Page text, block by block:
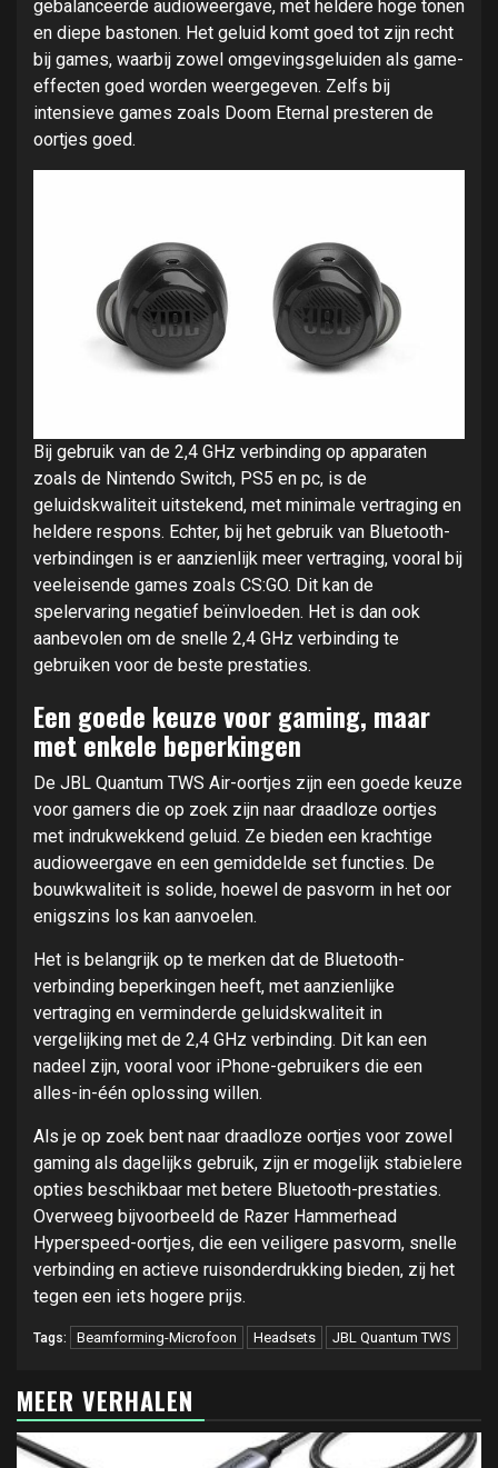
gebalanceerde audioweergave, met heldere hoge tonen
en diepe bastonen. Het geluid komt goed tot zijn recht
bij games, waarbij zowel omgevingsgeluiden als game-
effecten goed worden weergegeven. Zelfs bij
intensieve games zoals Doom Eternal presteren de
oortjes goed.
Bij gebruik van de 2,4 GHz verbinding op apparaten
zoals de Nintendo Switch, PS5 en pc, is de
geluidskwaliteit uitstekend, met minimale vertraging en
heldere respons. Echter, bij het gebruik van Bluetooth-
verbindingen is er aanzienlijk meer vertraging, vooral bij
veeleisende games zoals CS:GO. Dit kan de
spelervaring negatief beïnvloeden. Het is dan ook
aanbevolen om de snelle 2,4 GHz verbinding te
gebruiken voor de beste prestaties.
Een goede keuze voor gaming, maar
met enkele beperkingen
De JBL Quantum TWS Air-oortjes zijn een goede keuze
voor gamers die op zoek zijn naar draadloze oortjes
met indrukwekkend geluid. Ze bieden een krachtige
audioweergave en een gemiddelde set functies. De
bouwkwaliteit is solide, hoewel de pasvorm in het oor
enigszins los kan aanvoelen.
Het is belangrijk op te merken dat de Bluetooth-
verbinding beperkingen heeft, met aanzienlijke
vertraging en verminderde geluidskwaliteit in
vergelijking met de 2,4 GHz verbinding. Dit kan een
nadeel zijn, vooral voor iPhone-gebruikers die een
alles-in-één oplossing willen.
Als je op zoek bent naar draadloze oortjes voor zowel
gaming als dagelijks gebruik, zijn er mogelijk stabielere
opties beschikbaar met betere Bluetooth-prestaties.
Overweeg bijvoorbeeld de Razer Hammerhead
Hyperspeed-oortjes, die een veiligere pasvorm, snelle
verbinding en actieve ruisonderdrukking bieden, zij het
tegen een iets hogere prijs.
Tags: Beamforming-Microfoon Headsets JBL Quantum TWS
MEER VERHALEN